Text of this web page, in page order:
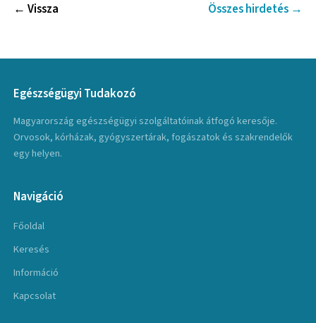
← Vissza Összes hirdetés →
Egészségügyi Tudakozó
Magyarország egészségügyi szolgáltatóinak átfogó keresője.
Orvosok, kórházak, gyógyszertárak, fogászatok és szakrendelők
egy helyen.
Navigáció
Főoldal
Keresés
Információ
Kapcsolat